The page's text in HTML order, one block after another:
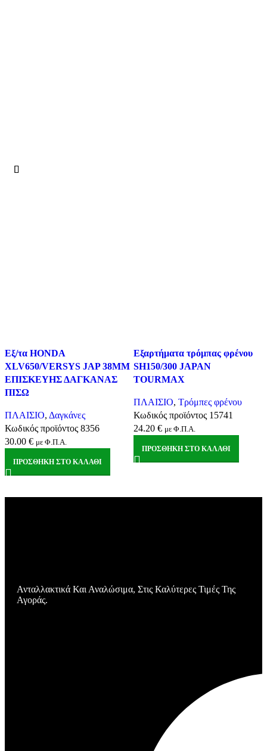
Quick view
Αγαπημένα
Εξ/τα HONDA
XLV650/VERSYS JAP 38MM
ΕΠΙΣΚΕΥΗΣ ΔΑΓΚΑΝΑΣ
ΠΙΣΩ
ΠΛΑΙΣΙΟ, Δαγκάνες
Κωδικός προϊόντος 8356
30.00 € με Φ.Π.Α.
ΠΡΟΣΘΉΚΗ ΣΤΟ ΚΑΛΆΘΙ
Quick view
Αγαπημένα
Εξαρτήματα τρόμπας φρένου
SH150/300 JAPAN
TOURMAX
ΠΛΑΙΣΙΟ, Τρόμπες φρένου
Κωδικός προϊόντος 15741
24.20 € με Φ.Π.Α.
ΠΡΟΣΘΉΚΗ ΣΤΟ ΚΑΛΆΘΙ
Ανταλλακτικά Και Αναλώσιμα, Στις Καλύτερες Τιμές Της
Αγοράς.